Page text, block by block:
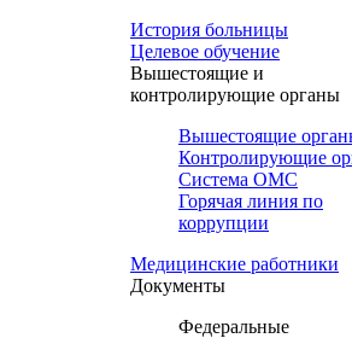
История больницы
Целевое обучение
Вышестоящие и
контролирующие органы
Вышестоящие
Контролирующие
Система ОМС
Горячая линия по
коррупции
Медицинские работники
Документы
Федеральные